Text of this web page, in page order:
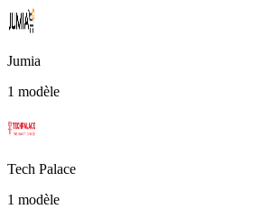
Jumia
1 modèle
Tech Palace
1 modèle